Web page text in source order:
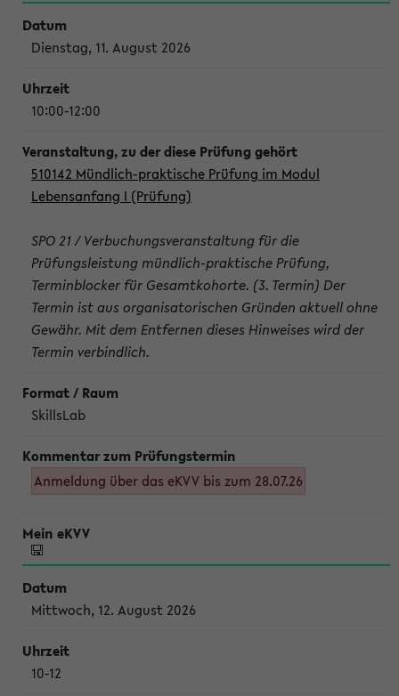
Dienstag, 11. August 2026
10:00-12:00
510142 Mündlich-praktische Prüfung im Modul
Lebensanfang I (Prüfung)
SPO 21 / Verbuchungsveranstaltung für die
Prüfungsleistung mündlich-praktische Prüfung,
Terminblocker für Gesamtkohorte. (3. Termin) Der
Termin ist aus organisatorischen Gründen aktuell ohne
Gewähr. Mit dem Entfernen dieses Hinweises wird der
Termin verbindlich.
SkillsLab
Anmeldung über das eKVV bis zum 28.07.26
Mittwoch, 12. August 2026
10-12